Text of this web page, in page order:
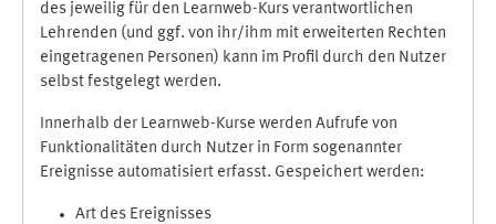
des jeweilig für den Learnweb-Kurs verantwortlichen
Lehrenden (und ggf. von ihr/ihm mit erweiterten Rechten
eingetragenen Personen) kann im Profil durch den Nutzer
selbst festgelegt werden.
Innerhalb der Learnweb-Kurse werden Aufrufe von
Funktionalitäten durch Nutzer in Form sogenannter
Ereignisse automatisiert erfasst. Gespeichert werden:
Art des Ereignisses